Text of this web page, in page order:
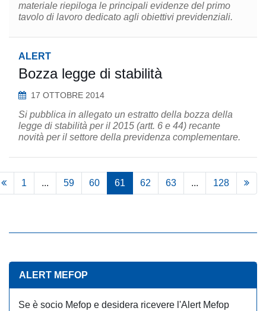
materiale riepiloga le principali evidenze del primo
tavolo di lavoro dedicato agli obiettivi previdenziali.
ALERT
Bozza legge di stabilità
17 OTTOBRE 2014
Si pubblica in allegato un estratto della bozza della
legge di stabilità per il 2015 (artt. 6 e 44) recante
novità per il settore della previdenza complementare.
1 ... 59 60 61 62 63 ... 128
ALERT MEFOP
Se è socio Mefop e desidera ricevere l'Alert Mefop